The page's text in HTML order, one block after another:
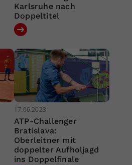
Karlsruhe nach
Doppeltitel
17.06.2023
ATP-Challenger
Bratislava:
Oberleitner mit
doppelter Aufholjagd
ins Doppelfinale